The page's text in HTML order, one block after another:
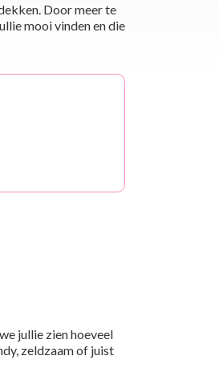
Door meer te
mooi vinden en die
jullie zien hoeveel
zeldzaam of juist